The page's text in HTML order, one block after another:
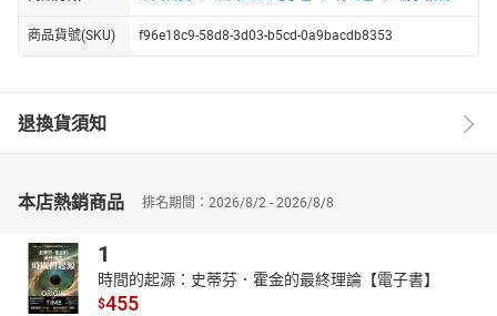
业，牢牢地将命运掌握在你自己的手里，铸就不平凡的人生。
商品貨號(SKU) f96e18c9-58d8-3d03-b5cd-0a9bacdb8353
退換貨須知
本店熱銷商品 排名期間：2026/8/2 - 2026/8/8
1
時間的起源：史蒂芬．霍金的最終理論【電子書】
$455